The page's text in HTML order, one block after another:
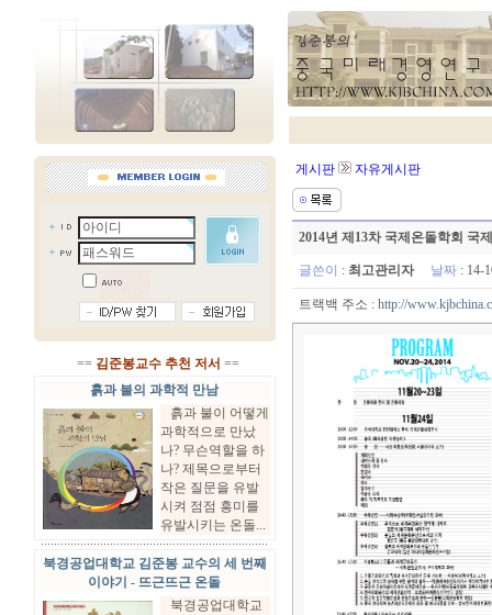
== 김준봉교수 추천 저서 ==
흙과 불의 과학적 만남
흙과 불이 어떻게
과학적으로 만났
나? 무슨역할을 하
나? 제목으로부터
작은 질문을 유발
시켜 점점 흥미를
유발시키는 온돌...
북경공업대학교 김준봉 교수의 세 번째
이야기 - 뜨근뜨근 온돌
북경공업대학교
게시판 자유게시판
2014년 제13차 국제온돌학회 국
글쓴이 : 최고관리자 날짜 :
트랙백 주소 : http://